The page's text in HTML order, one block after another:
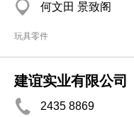
何文田 景致阁
玩具零件
建谊实业有限公司
2435 8869